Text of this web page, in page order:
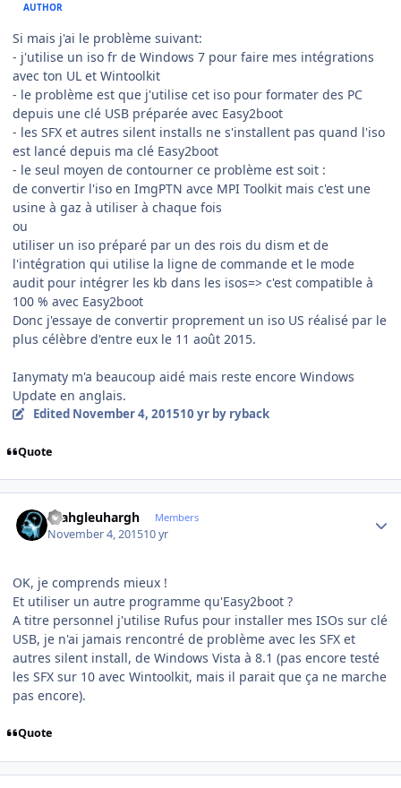
AUTHOR
Si mais j'ai le problème suivant:
- j'utilise un iso fr de Windows 7 pour faire mes intégrations
avec ton UL et Wintoolkit
- le problème est que j'utilise cet iso pour formater des PC
depuis une clé USB préparée avec Easy2boot
- les SFX et autres silent installs ne s'installent pas quand l'iso
est lancé depuis ma clé Easy2boot
- le seul moyen de contourner ce problème est soit :
de convertir l'iso en ImgPTN avce MPI Toolkit mais c'est une
usine à gaz à utiliser à chaque fois
ou
utiliser un iso préparé par un des rois du dism et de
l'intégration qui utilise la ligne de commande et le mode
audit pour intégrer les kb dans les isos=> c'est compatible à
100 % avec Easy2boot
Donc j'essaye de convertir proprement un iso US réalisé par le
plus célèbre d'entre eux le 11 août 2015.
Ianymaty m'a beaucoup aidé mais reste encore Windows
Update en anglais.
Edited November 4, 201510 yrby ryback
Quote
rhahgleuhargh Members
November 4, 201510 yr
OK, je comprends mieux !
Et utiliser un autre programme qu'Easy2boot ?
A titre personnel j'utilise Rufus pour installer mes ISOs sur clé
USB, je n'ai jamais rencontré de problème avec les SFX et
autres silent install, de Windows Vista à 8.1 (pas encore testé
les SFX sur 10 avec Wintoolkit, mais il parait que ça ne marche
pas encore).
Quote